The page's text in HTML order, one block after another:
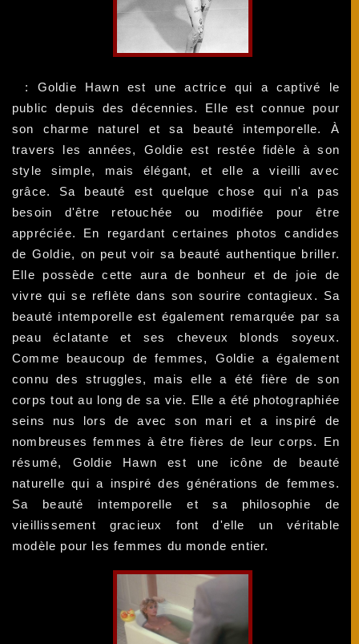
: Goldie Hawn est une actrice qui a captivé le
public depuis des décennies. Elle est connue pour
son charme naturel et sa beauté intemporelle. À
travers les années, Goldie est restée fidèle à son
style simple, mais élégant, et elle a vieilli avec
grâce. Sa beauté est quelque chose qui n'a pas
besoin d'être retouchée ou modifiée pour être
appréciée. En regardant certaines photos candides
de Goldie, on peut voir sa beauté authentique briller.
Elle possède cette aura de bonheur et de joie de
vivre qui se reflète dans son sourire contagieux. Sa
beauté intemporelle est également remarquée par sa
peau éclatante et ses cheveux blonds soyeux.
Comme beaucoup de femmes, Goldie a également
connu des struggles, mais elle a été fière de son
corps tout au long de sa vie. Elle a été photographiée
seins nus lors de avec son mari et a inspiré de
nombreuses femmes à être fières de leur corps. En
résumé, Goldie Hawn est une icône de beauté
naturelle qui a inspiré des générations de femmes.
Sa beauté intemporelle et sa philosophie de
vieillissement gracieux font d'elle un véritable
modèle pour les femmes du monde entier.